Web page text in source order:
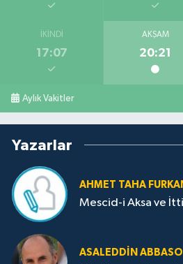
İKINDI
17:07
AKŞAM
20:21
Aylık Vakitler
Yazarlar
AHMET TAHA
Mescid-i Aksa ve
ASALEDDIN